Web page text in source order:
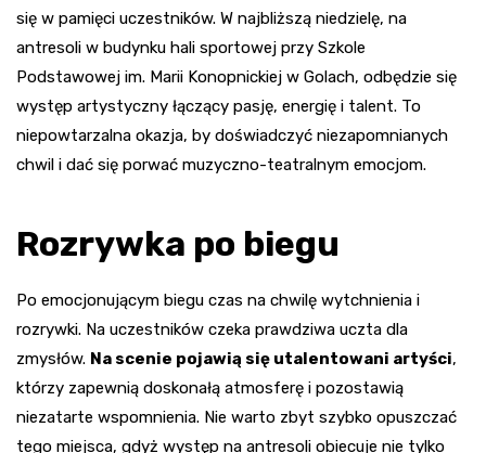
się w pamięci uczestników. W najbliższą niedzielę, na
antresoli w budynku hali sportowej przy Szkole
Podstawowej im. Marii Konopnickiej w Golach, odbędzie się
występ artystyczny łączący pasję, energię i talent. To
niepowtarzalna okazja, by doświadczyć niezapomnianych
chwil i dać się porwać muzyczno-teatralnym emocjom.
Rozrywka po biegu
Po emocjonującym biegu czas na chwilę wytchnienia i
rozrywki. Na uczestników czeka prawdziwa uczta dla
zmysłów. Na scenie pojawią się utalentowani artyści,
którzy zapewnią doskonałą atmosferę i pozostawią
niezatarte wspomnienia. Nie warto zbyt szybko opuszczać
tego miejsca, gdyż występ na antresoli obiecuje nie tylko